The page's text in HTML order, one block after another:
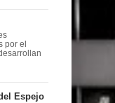
por el
Espejo